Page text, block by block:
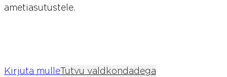
ametiasutustele.
Kirjuta mulleTutvu valdkondadega